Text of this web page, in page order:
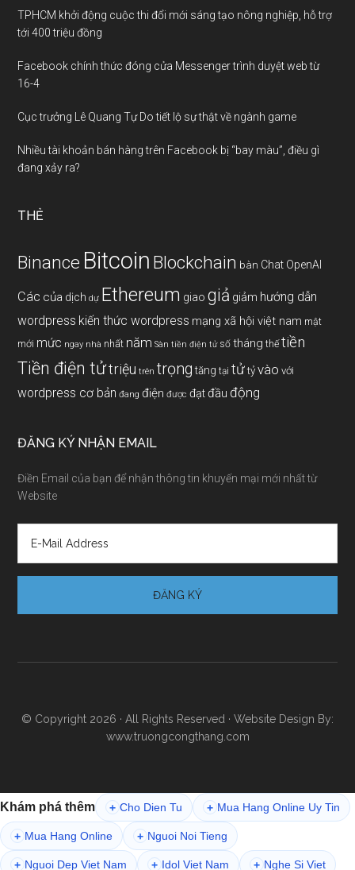
TPHCM khởi động cuộc thi đổi mới sáng tạo nông nghiệp, hỗ trợ
tới 400 triệu đồng
Facebook chính thức đóng cửa Messenger trình duyệt web từ
16-4
Cục trưởng Lê Quang Tự Do tiết lộ sự thật về ngành game
Nhiều tài khoản bán hàng trên Facebook bị “bay màu”, điều gì
đang xảy ra?
THẺ
Binance Bitcoin Blockchain bàn Chat OpenAI
Các của dịch dự Ethereum giao giả giảm hướng dẫn
wordpress kiến thức wordpress mạng xã hội việt nam mật
mới mức ngay nhà nhất năm Sàn tiền điện tử số tháng thế tiền
Tiền điện tửtriệu trên trọng tăng tại tử tỷ vào với
wordpress cơ bản đang điện được đạtđầu động
ĐĂNG KÝ NHẬN EMAIL
Điền Email của bạn để nhận thông tin khuyến mại mới nhất từ
Website
© Copyright 2026 · All Rights Reserved · Website Design By:
www.truongcongthang.com
Khám phá thêm + Cho Dien Tu + Mua Hang Online Uy Tin
+ Mua Hang Online + Nguoi Noi Tieng
+ Nguoi Dep Viet Nam + Idol Viet Nam + Nghe Si Viet